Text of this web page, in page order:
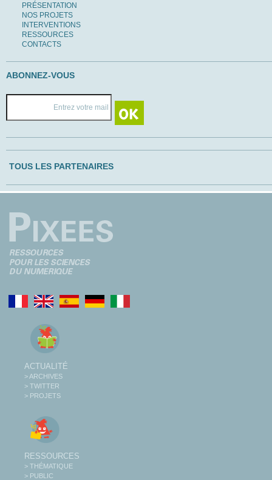
PRÉSENTATION
NOS PROJETS
INTERVENTIONS
RESSOURCES
CONTACTS
ABONNEZ-VOUS
TOUS LES PARTENAIRES
ACTUALITÉ
> ARCHIVES
> TWITTER
> PROJETS
RESSOURCES
> THÉMATIQUE
> PUBLIC